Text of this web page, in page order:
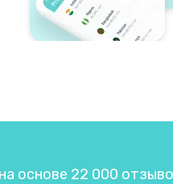
основе 22 000